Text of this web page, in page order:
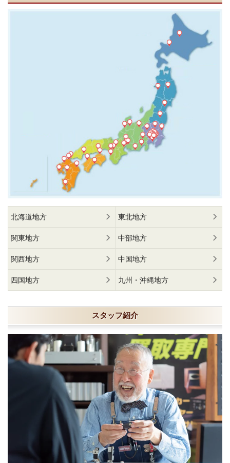
北海道地方 東北地方
関東地方 中部地方
関西地方 中国地方
四国地方 九州・沖縄地方
スタッフ紹介